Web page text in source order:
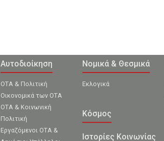
Αυτοδιοίκηση
ΟΤΑ & Πολιτική
Οικονομικά των ΟΤΑ
ΟΤΑ & Κοινωνική
Πολιτική
Εργαζόμενοι ΟΤΑ &
Νομικά & Θεσμικά
Εκλογικά
Κόσμος
Ιστορίες Κοινωνίας